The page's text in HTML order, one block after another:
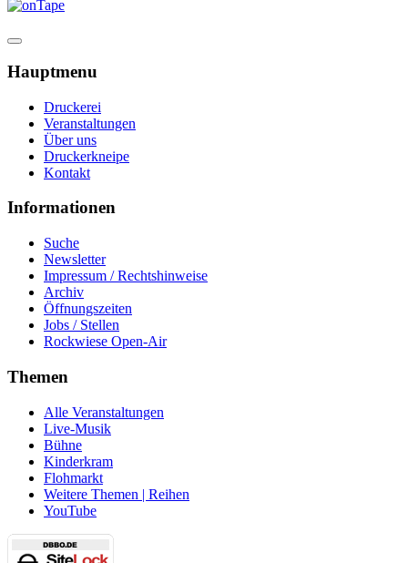
Hauptmenu
Druckerei
Veranstaltungen
Über uns
Druckerkneipe
Kontakt
Informationen
Suche
Newsletter
Impressum / Rechtshinweise
Archiv
Öffnungszeiten
Jobs / Stellen
Rockwiese Open-Air
Themen
Alle Veranstaltungen
Live-Musik
Bühne
Kinderkram
Flohmarkt
Weitere Themen | Reihen
YouTube